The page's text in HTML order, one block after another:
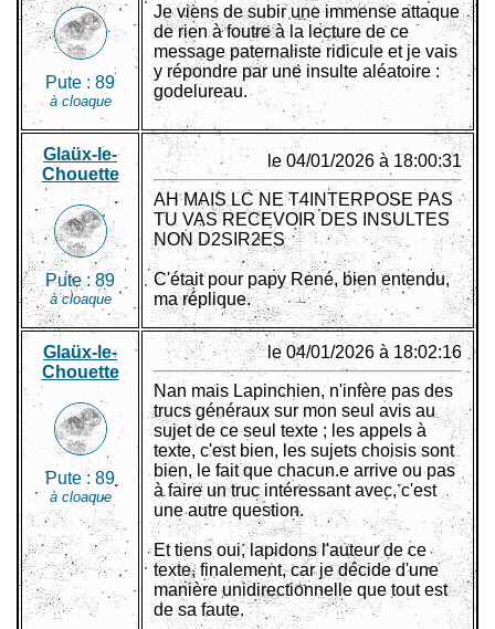
Pute : 89
à cloaque
Je viens de subir une immense attaque
de rien à foutre à la lecture de ce
message paternaliste ridicule et je vais
y répondre par une insulte aléatoire :
godelureau.
Glaüx-le-
Chouette
Pute : 89
à cloaque
le 04/01/2026 à 18:00:31
AH MAIS LC NE T4INTERPOSE PAS
TU VAS RECEVOIR DES INSULTES
NON D2SIR2ES
C'était pour papy René, bien entendu,
ma réplique.
Glaüx-le-
Chouette
Pute : 89
à cloaque
le 04/01/2026 à 18:02:16
Nan mais Lapinchien, n'infère pas des
trucs généraux sur mon seul avis au
sujet de ce seul texte ; les appels à
texte, c'est bien, les sujets choisis sont
bien, le fait que chacun.e arrive ou pas
à faire un truc intéressant avec, c'est
une autre question.
Et tiens oui, lapidons l'auteur de ce
texte, finalement, car je décide d'une
manière unidirectionnelle que tout est
de sa faute.